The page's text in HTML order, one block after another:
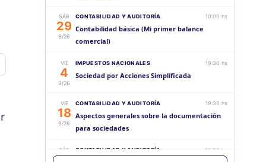
SÁB
29
8/26
CONTABILIDAD Y AUDITORÍA 10:00 hs
Contabilidad básica (Mi primer balance
comercial)
VIE
4
9/26
IMPUESTOS NACIONALES 19:30 hs
Sociedad por Acciones Simplificada
VIE
18
9/26
CONTABILIDAD Y AUDITORÍA 19:30 hs
Aspectos generales sobre la documentación
para sociedades
SÁB CONTABILIDAD Y AUDITORÍA 10:00 hs